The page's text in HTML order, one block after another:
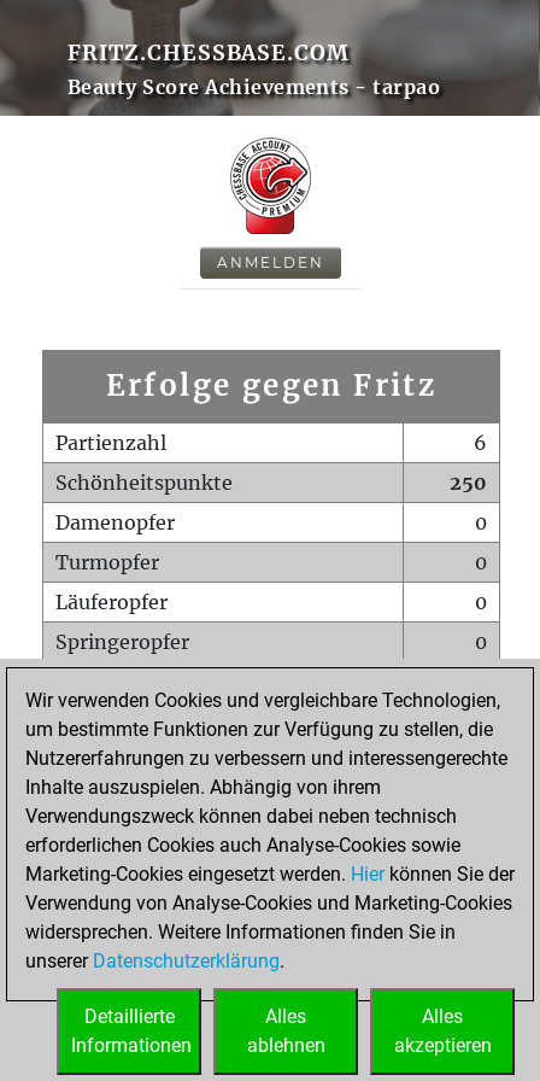
FRITZ.CHESSBASE.COM
Beauty Score Achievements - tarpao
ANMELDEN
Erfolge gegen Fritz
Partienzahl
6
Schönheitspunkte
250
Damenopfer
0
Turmopfer
0
Läuferopfer
0
Springeropfer
0
Matt auf vollem Brett
0
Bauer setzt Matt
0
Erstickte Matts
Unterverwandlungen
Türme auf der siebten
0
STARTSEITE
Wir verwenden Cookies und vergleichbare Technologien,
um bestimmte Funktionen zur Verfügung zu stellen, die
Nutzererfahrungen zu verbessern und interessengerechte
Inhalte auszuspielen. Abhängig von ihrem
Verwendungszweck können dabei neben technisch
erforderlichen Cookies auch Analyse-Cookies sowie
Marketing-Cookies eingesetzt werden. Hierkönnen Sie der
Verwendung von Analyse-Cookies und Marketing-Cookies
widersprechen. Weitere Informationen finden Sie in
unserer Datenschutzerklärung.
Alles
akzeptieren
Alles
ablehnen
Detaillierte
Informationen